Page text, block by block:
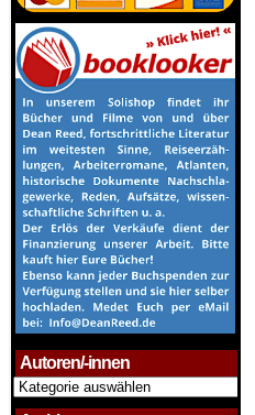
Autoren/-innen
Autoren/-
innen